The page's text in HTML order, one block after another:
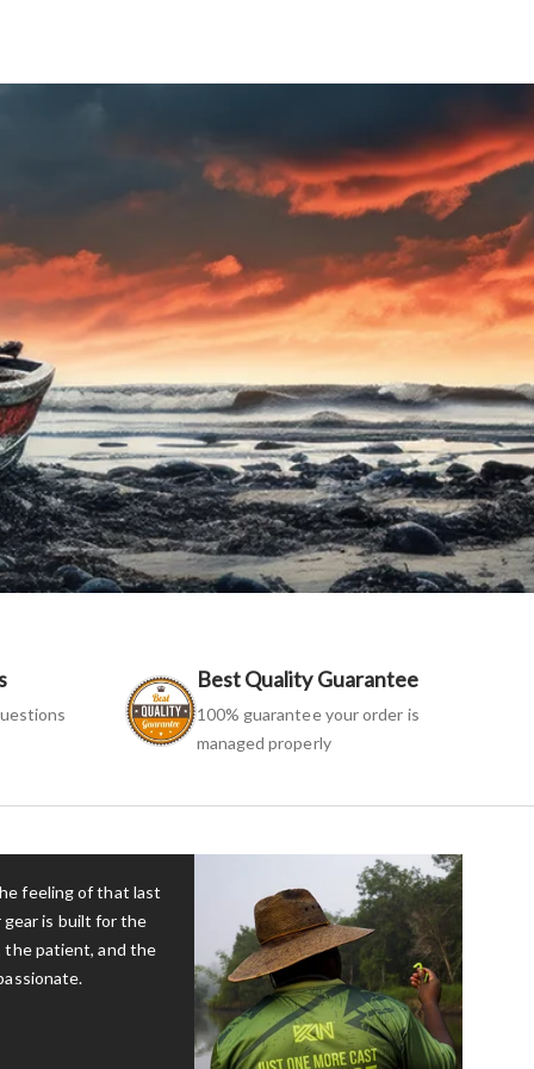
Best Quality Guarantee
100% guarantee your order is
managed properly
feeling of that last
gear is built for the
the patient, and the